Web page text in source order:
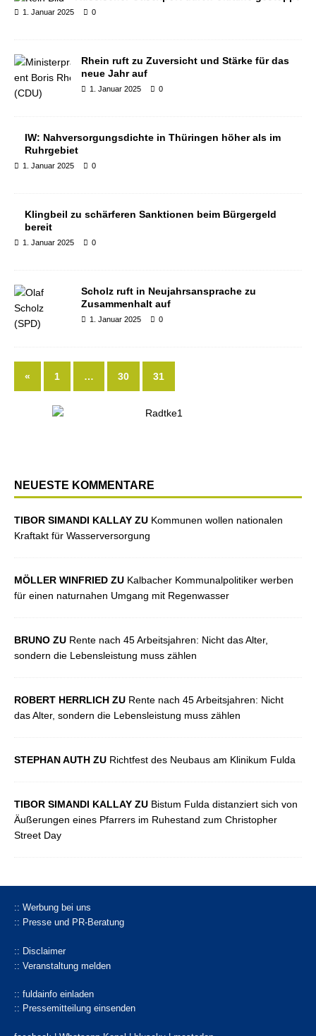
1. Januar 2025 0
Rhein ruft zu Zuversicht und Stärke für das
neue Jahr auf
1. Januar 2025 0
IW: Nahversorgungsdichte in Thüringen höher als im
Ruhrgebiet
1. Januar 2025 0
Klingbeil zu schärferen Sanktionen beim Bürgergeld
bereit
1. Januar 2025 0
Scholz ruft in Neujahrsansprache zu
Zusammenhalt auf
1. Januar 2025 0
« 1 … 30 31
NEUESTE KOMMENTARE
TIBOR SIMANDI KALLAY ZU Kommunen wollen nationalen
Kraftakt für Wasserversorgung
MÖLLER WINFRIED ZU Kalbacher Kommunalpolitiker werben
für einen naturnahen Umgang mit Regenwasser
BRUNO ZU Rente nach 45 Arbeitsjahren: Nicht das Alter,
sondern die Lebensleistung muss zählen
ROBERT HERRLICH ZU Rente nach 45 Arbeitsjahren: Nicht
das Alter, sondern die Lebensleistung muss zählen
STEPHAN AUTH ZU Richtfest des Neubaus am Klinikum Fulda
TIBOR SIMANDI KALLAY ZU Bistum Fulda distanziert sich von
Äußerungen eines Pfarrers im Ruhestand zum Christopher
Street Day
:: Werbung bei uns
:: Presse und PR-Beratung
:: Disclaimer
:: Veranstaltung melden
:: fuldainfo einladen
:: Pressemitteilung einsenden